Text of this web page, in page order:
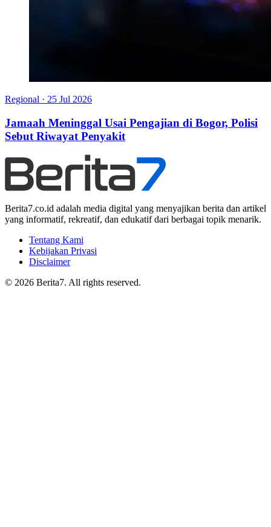
Regional · 25 Jul 2026
Jamaah Meninggal Usai Pengajian di Bogor, Polisi
Sebut Riwayat Penyakit
Berita7.co.id adalah media digital yang menyajikan berita dan artikel
yang informatif, rekreatif, dan edukatif dari berbagai topik menarik.
Tentang Kami
Kebijakan Privasi
Disclaimer
© 2026 Berita7. All rights reserved.